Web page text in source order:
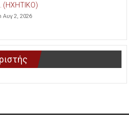
(ΗΧΗΤΙΚΟ)
Αυγ 2, 2026